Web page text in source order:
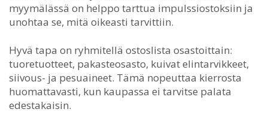
myymälässä on helppo tarttua impulssiostoksiin ja
unohtaa se, mitä oikeasti tarvittiin.
Hyvä tapa on ryhmitellä ostoslista osastoittain:
tuoretuotteet, pakasteosasto, kuivat elintarvikkeet,
siivous- ja pesuaineet. Tämä nopeuttaa kierrosta
huomattavasti, kun kaupassa ei tarvitse palata
edestakaisin.